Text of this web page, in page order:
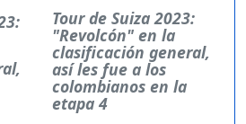
Tour de Suiza 2023:
"Revolcón" en la
clasificación general,
así les fue a los
colombianos en la
etapa 4